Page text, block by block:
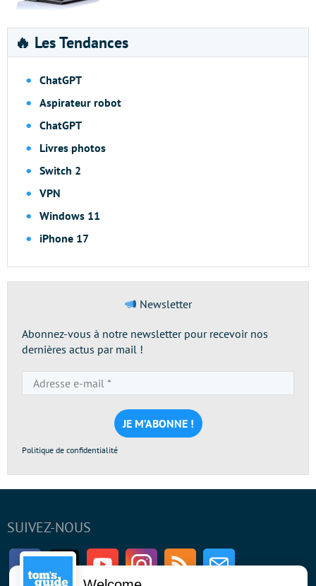
🔥 Les Tendances
ChatGPT
Aspirateur robot
ChatGPT
Livres photos
Switch 2
VPN
Windows 11
iPhone 17
Newsletter
Abonnez-vous à notre newsletter pour recevoir nos
dernières actus par mail !
e-
mail
*
Politique de confidentialité
SUIVEZ-NOUS
FacebookTwitter Youtube InstagramRSS Newsletter